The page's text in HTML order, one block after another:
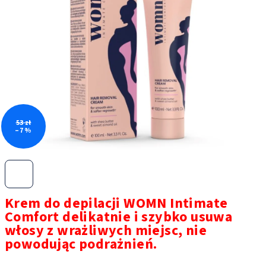
Krem do depilacji WOMN Intimate
Comfort delikatnie i szybko usuwa
włosy z wrażliwych miejsc, nie
powodując podrażnień.
5
gwiazdek.
53 zł
–7 %